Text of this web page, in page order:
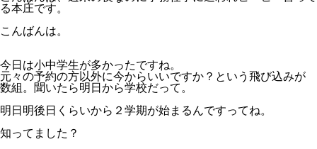
る本庄です。
こんばんは。
今日は小中学生が多かったですね。
元々の予約の方以外に今からいいですか？という飛び込みが
数組。聞いたら明日から学校だって。
明日明後日くらいから２学期が始まるんですってね。
知ってました？